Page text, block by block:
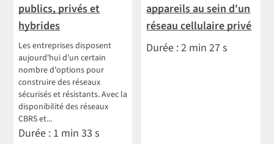
publics, privés et
hybrides
Les entreprises disposent
aujourd'hui d'un certain
nombre d'options pour
construire des réseaux
sécurisés et résistants. Avec la
disponibilité des réseaux
CBRS et...
Durée : 1 min 33 s
appareils au sein d'un
réseau cellulaire privé
Durée : 2 min 27 s